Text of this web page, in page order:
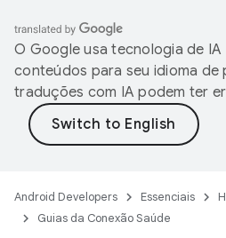
O Google usa tecnologia de
conteúdos para seu idioma de
traduções com IA podem ter
Android Developers Essenciais
Guias da Conexão Saúde